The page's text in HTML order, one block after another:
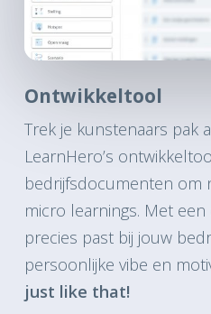
Ontwikkeltool
Trek je kunstenaars pak
LearnHero’s
bedrijfsdocumenten om
micro learnings. Met
precies past bij jouw
persoonlijke vibe en
just like that!